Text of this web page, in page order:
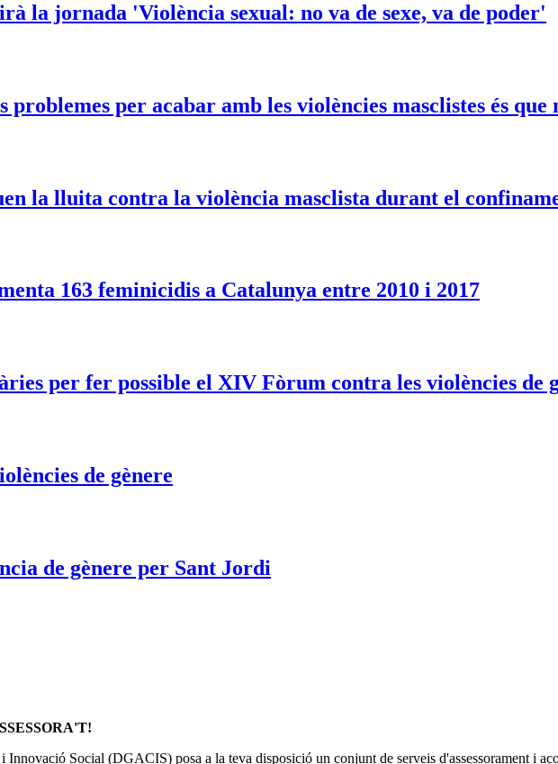
la jornada 'Violència sexual: no va de sexe, va de poder'
per acabar amb les violències masclistes és
la lluita contra la violència masclista durant el
163 feminicidis a Catalunya entre 2010 i 2017
per fer possible el XIV Fòrum contra les violències de
de gènere
de gènere per Sant Jordi
Innovació Social (DGACIS) posa a la teva disposició un conjunt de serveis d'assessorament i